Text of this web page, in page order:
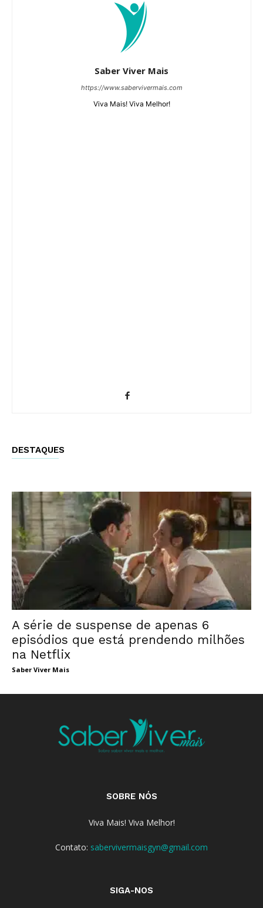
Saber Viver Mais
https://www.sabervivermais.com
Viva Mais! Viva Melhor!
DESTAQUES
A série de suspense de apenas 6
episódios que está prendendo milhões
na Netflix
Saber Viver Mais
SOBRE NÓS
Viva Mais! Viva Melhor!
Contato: sabervivermaisgyn@gmail.com
SIGA-NOS